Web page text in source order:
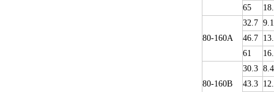
65
80-160A
32.7 9.1
46.7
61
80-160B
30.3 8.4
43.3